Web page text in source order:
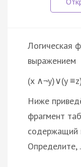
Логическая
выражением
(x ∧¬y)∨(y
Ниже
фрагмент
содержащий
Определите,